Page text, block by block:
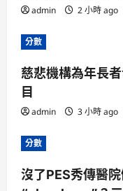
admin 2 小時 ago
分數
慈悲機構為年長
目
admin 3 小時 ago
分數
沒了PES秀傳醫